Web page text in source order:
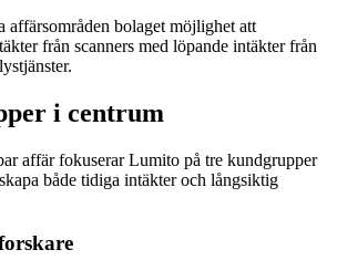
affärsområden bolaget möjlighet att
från scanners med löpande intäkter från
i centrum
affär fokuserar Lumito på tre kundgrupper
både tidiga intäkter och långsiktig